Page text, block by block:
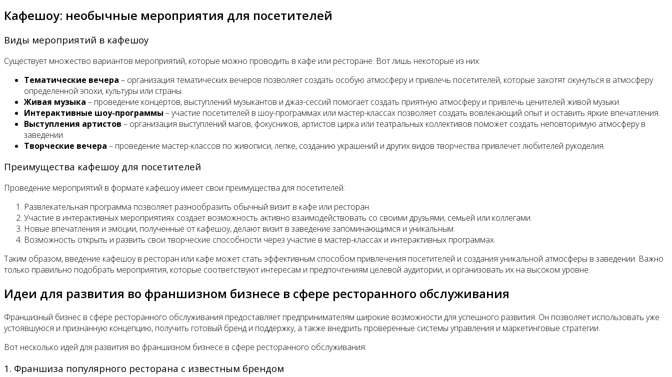
Кафешоу: необычные мероприятия для посетителей
Виды мероприятий в кафешоу
Существует множество вариантов мероприятий, которые можно проводить в кафе или ресторане. Вот лишь некоторые из них:
Тематические вечера – организация тематических вечеров позволяет создать особую атмосферу и привлечь посетителей, которые захотят окунуться в атмосферу
определенной эпохи, культуры или страны.
Живая музыка – проведение концертов, выступлений музыкантов и джаз-сессий помогает создать приятную атмосферу и привлечь ценителей живой музыки.
Интерактивные шоу-программы – участие посетителей в шоу-программах или мастер-классах позволяет создать вовлекающий опыт и оставить яркие впечатления.
Выступления артистов – организация выступлений магов, фокусников, артистов цирка или театральных коллективов поможет создать неповторимую атмосферу в
заведении.
Творческие вечера – проведение мастер-классов по живописи, лепке, созданию украшений и других видов творчества привлечет любителей рукоделия.
Преимущества кафешоу для посетителей
Проведение мероприятий в формате кафешоу имеет свои преимущества для посетителей:
Развлекательная программа позволяет разнообразить обычный визит в кафе или ресторан.
Участие в интерактивных мероприятиях создает возможность активно взаимодействовать со своими друзьями, семьей или коллегами.
Новые впечатления и эмоции, полученные от кафешоу, делают визит в заведение запоминающимся и уникальным.
Возможность открыть и развить свои творческие способности через участие в мастер-классах и интерактивных программах.
Таким образом, введение кафешоу в ресторан или кафе может стать эффективным способом привлечения посетителей и создания уникальной атмосферы в заведении. Важно
только правильно подобрать мероприятия, которые соответствуют интересам и предпочтениям целевой аудитории, и организовать их на высоком уровне.
Идеи для развития во франшизном бизнесе в сфере ресторанного обслуживания
Франшизный бизнес в сфере ресторанного обслуживания предоставляет предпринимателям широкие возможности для успешного развития. Он позволяет использовать уже
устоявшуюся и признанную концепцию, получить готовый бренд и поддержку, а также внедрить проверенные системы управления и маркетинговые стратегии.
Вот несколько идей для развития во франшизном бизнесе в сфере ресторанного обслуживания:
1. Франшиза популярного ресторана с известным брендом